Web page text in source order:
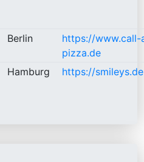
Berlin
https://www.call-
pizza.de
Hamburg https://smileys.de